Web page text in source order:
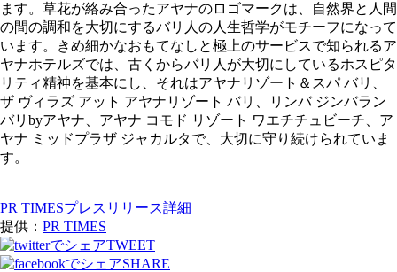
ます。草花が絡み合ったアヤナのロゴマークは、自然界と人間
の間の調和を大切にするバリ人の人生哲学がモチーフになって
います。きめ細かなおもてなしと極上のサービスで知られるア
ヤナホテルズでは、古くからバリ人が大切にしているホスピタ
リティ精神を基本にし、それはアヤナリゾート＆スパ バリ、
ザ ヴィラズ アット アヤナリゾート バリ、リンバ ジンバラン
バリbyアヤナ、アヤナ コモド リゾート ワエチチュビーチ、ア
ヤナ ミッドプラザ ジャカルタで、大切に守り続けられていま
す。
PR TIMESプレスリリース詳細
提供： PR TIMES
TWEET
SHARE